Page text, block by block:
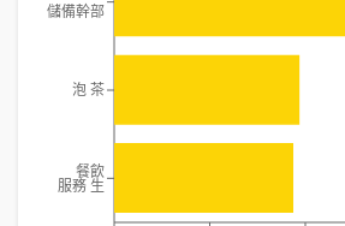
儲備幹部
泡 茶
餐飲
服務 生